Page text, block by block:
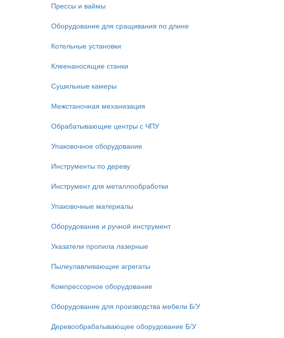
Прессы и ваймы
Оборудование для сращивания по длине
Котельные установки
Клеенаносящие станки
Сушильные камеры
Межстаночная механизация
Обрабатывающие центры с ЧПУ
Упаковочное оборудование
Инструменты по дереву
Инструмент для металлообработки
Упаковочные материалы
Оборудование и ручной инструмент
Указатели пропила лазерные
Пылеулавливающие агрегаты
Компрессорное оборудование
Оборудование для производства мебели Б/У
Деревообрабатывающее оборудование Б/У